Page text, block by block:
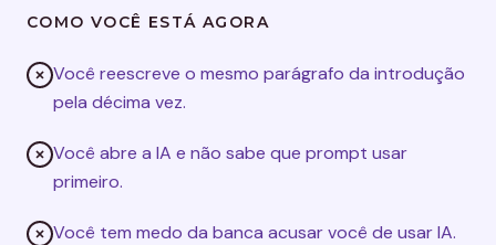
COMO VOCÊ ESTÁ AGORA
Você reescreve o mesmo parágrafo da introdução
pela décima vez.
Você abre a IA e não sabe que prompt usar
primeiro.
Você tem medo da banca acusar você de usar IA.